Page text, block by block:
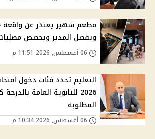
مطعم شهير يعتذر عن واقعة
ويفصل المدير ويخصص مصليات
التعليم تحدد فئات دخول
2026 للثانوية العامة
المطلوبة